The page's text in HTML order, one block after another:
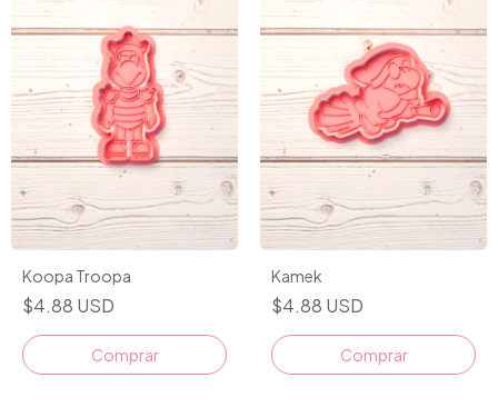
Koopa Troopa
$4.88 USD
Comprar
Kamek
$4.88 USD
Comprar